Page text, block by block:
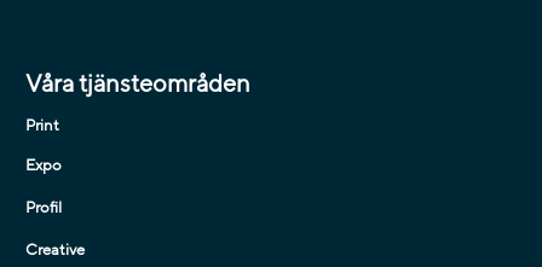
Våra tjänsteområden
Print
Expo
Profil
Creative